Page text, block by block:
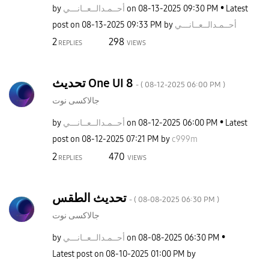
by أحــمـدالــعــانـــي on ‎08-13-2025 09:30 PM
Latest
post on ‎08-13-2025 09:33 PM by أحــمـدالــعــانـــي
2REPLIES 298 VIEWS
تحديث One UI 8 - ( ‎08-12-2025 06:00 PM )
جالاكسى نوت
by أحــمـدالــعــانـــي on ‎08-12-2025 06:00 PM
Latest
post on ‎08-12-2025 07:21 PM byc999m
2 REPLIES 470 VIEWS
تحديث الطقس - ( ‎08-08-2025 06:30 PM )
جالاكسى نوت
by أحــمـدالــعــانـــي on ‎08-08-2025 06:30 PM
Latest post on ‎08-10-2025 01:00 PM by